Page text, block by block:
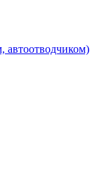
автоотводчиком)